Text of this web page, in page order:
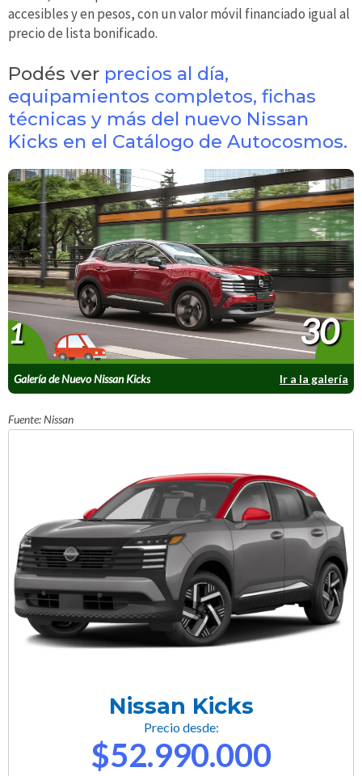
accesibles y en pesos, con un valor móvil financiado igual al
precio de lista bonificado.
Podés ver precios al día,
equipamientos completos, fichas
técnicas y más del nuevo Nissan
Kicks en el Catálogo de Autocosmos.
Galería de Nuevo Nissan Kicks Ir a la galería
1 30
Fuente: Nissan
Nissan Kicks
Precio desde:
$52.990.000